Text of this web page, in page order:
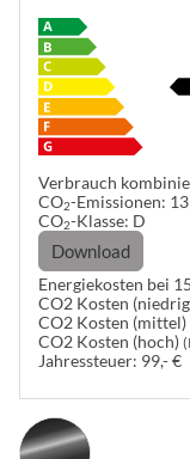
Verbrauch
CO2-Emissionen:
CO2-Klasse: D
Download
Energiekosten bei
CO2 Kosten
CO2 Kosten (mittel)
CO2 Kosten (hoch)
Jahressteuer: 99,- €